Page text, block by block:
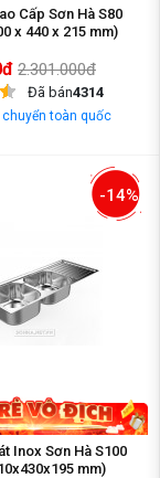
Cấp Sơn Hà S80
x 440 x 215 mm)
2.301.000đ
Đã bán4314
chuyển toàn quốc
-14%
Inox Sơn Hà S100
mm)